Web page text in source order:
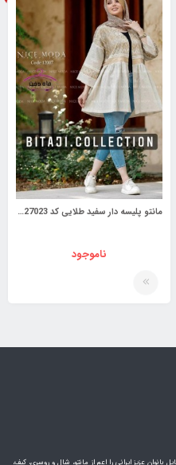
مانتو پلیسه دار سفید طلایی کد 3827023
ناموجود
بانوان عزیز ایرانی را اعم از مانتو، شال و روسری، کیف،